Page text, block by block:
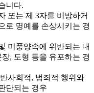
니다.
또는 제 3자를 비방하거
로 명예를 손상시키는 경
미풍양속에 위반되는 내
, 도형 등을 유포하는 경
사회적, 범죄적 행위와
단되는 경우